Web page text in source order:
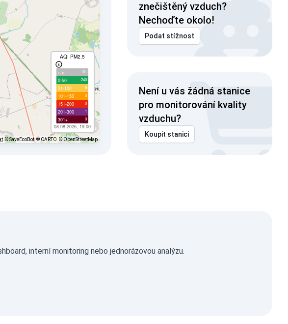
AQI PM2.5
с/д 101
0-50 240
51-100 8
101-150 0
151-200 0
201-300 1
301+ 0
08.08.2026, 19:00
© SaveEcoBot © CARTO © OpenStreetMap
znečištěný vzduch?
Nechoďte okolo!
Podat stížnost
Není u vás žádná stanice
pro monitorování kvality
vzduchu?
Koupit stanici
interní monitoring nebo jednorázovou analýzu.